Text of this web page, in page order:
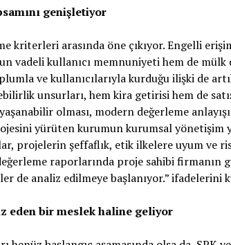
genişletiyor
arasında öne çıkıyor. Engelli
vadeli kullanıcı memnuniyeti hem de mülk
ve kullanıcılarıyla kurduğu ilişki de
unsurları, hem kira getirisi hem de
olması, modern değerleme
yürüten kurumun kurumsal yönetişim
projelerin şeffaflık, etik ilkelere uyum ve
raporlarında proje sahibi firmanın
de analiz edilmeye başlanıyor.” ifadelerini
eden bir meslek haline geliyor